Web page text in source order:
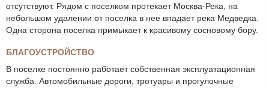
отсутствуют. Рядом с поселком протекает Москва-Река, на
небольшом удалении от поселка в нее впадает река Медведка.
Одна сторона поселка примыкает к красивому сосновому бору.
БЛАГОУСТРОЙСТВО
В поселке постоянно работает собственная эксплуатационная
служба. Автомобильные дороги, тротуары и прогулочные